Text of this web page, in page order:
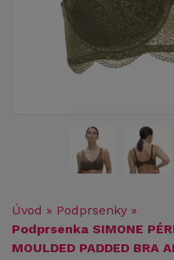
Úvod » Podprsenky »
Podprsenka SIMONE
MOULDED PADDED BRA